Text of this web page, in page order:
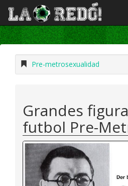
Pre-metrosexualidad
Grandes
futbol Pre-